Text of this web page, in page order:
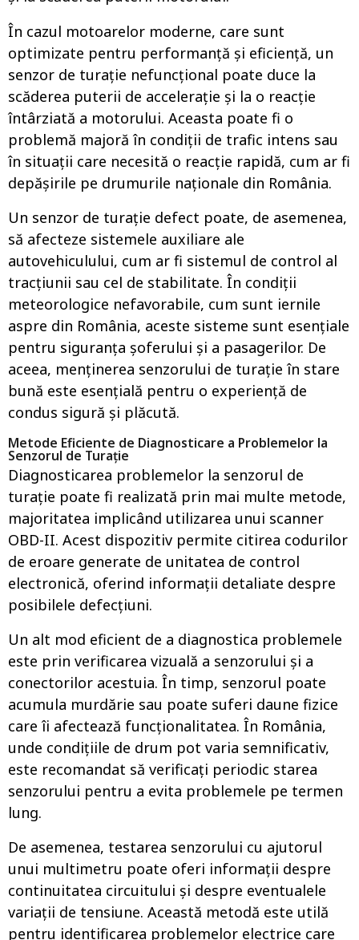
În cazul motoarelor moderne, care sunt
optimizate pentru performanță și eficiență, un
senzor de turație nefuncțional poate duce la
scăderea puterii de accelerație și la o reacție
întârziată a motorului. Aceasta poate fi o
problemă majoră în condiții de trafic intens sau
în situații care necesită o reacție rapidă, cum ar fi
depășirile pe drumurile naționale din România.
Un senzor de turație defect poate, de asemenea,
să afecteze sistemele auxiliare ale
autovehiculului, cum ar fi sistemul de control al
tracțiunii sau cel de stabilitate. În condiții
meteorologice nefavorabile, cum sunt iernile
aspre din România, aceste sisteme sunt esențiale
pentru siguranța șoferului și a pasagerilor. De
aceea, menținerea senzorului de turație în stare
bună este esențială pentru o experiență de
condus sigură și plăcută.
Metode Eficiente de Diagnosticare a Problemelor la
Senzorul de Turație
Diagnosticarea problemelor la senzorul de
turație poate fi realizată prin mai multe metode,
majoritatea implicând utilizarea unui scanner
OBD-II. Acest dispozitiv permite citirea codurilor
de eroare generate de unitatea de control
electronică, oferind informații detaliate despre
posibilele defecțiuni.
Un alt mod eficient de a diagnostica problemele
este prin verificarea vizuală a senzorului și a
conectorilor acestuia. În timp, senzorul poate
acumula murdărie sau poate suferi daune fizice
care îi afectează funcționalitatea. În România,
unde condițiile de drum pot varia semnificativ,
este recomandat să verificați periodic starea
senzorului pentru a evita problemele pe termen
lung.
De asemenea, testarea senzorului cu ajutorul
unui multimetru poate oferi informații despre
continuitatea circuitului și despre eventualele
variații de tensiune. Această metodă este utilă
pentru identificarea problemelor electrice care